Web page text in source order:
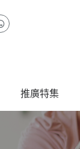
推廣特集